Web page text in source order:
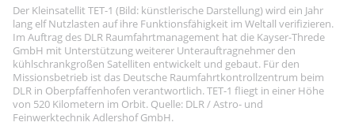
Der Kleinsatellit TET-1 (Bild: künstlerische Darstellung) wird ein Jahr
lang elf Nutzlasten auf ihre Funktionsfähigkeit im Weltall verifizieren.
Im Auftrag des DLR Raumfahrtmanagement hat die Kayser-Threde
GmbH mit Unterstützung weiterer Unterauftragnehmer den
kühlschrankgroßen Satelliten entwickelt und gebaut. Für den
Missionsbetrieb ist das Deutsche Raumfahrtkontrollzentrum beim
DLR in Oberpfaffenhofen verantwortlich. TET-1 fliegt in einer Höhe
von 520 Kilometern im Orbit. Quelle: DLR / Astro- und
Feinwerktechnik Adlershof GmbH.